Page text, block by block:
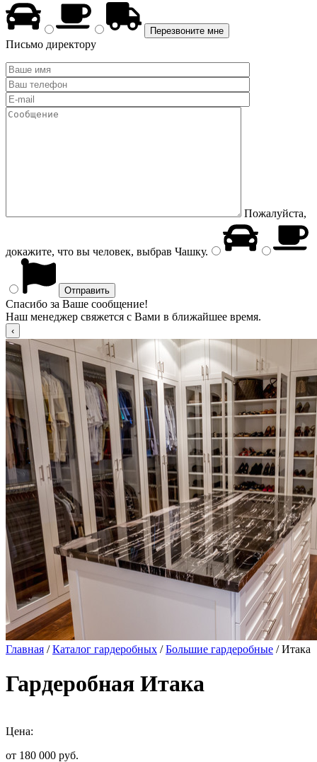
Письмо директору
Пожалуйста,
докажите, что вы человек, выбрав Чашку.
Спасибо за Ваше сообщение!
Наш менеджер свяжется с Вами в ближайшее время.
Главная /Каталог гардеробных /Большие гардеробные / Итака
Гардеробная Итака
Цена:
от 180 000 руб.